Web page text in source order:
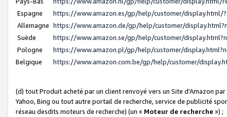
Espagne
https://www.amazon.es/gp/help/customer/display.html/
Allemagne https://www.amazon.de/gp/help/customer/
Suède
https://www.amazon.se/gp/help/customer/
Pologne
https://www.amazon.pl/gp/help/customer/
Belgique
https://www.amazon.com.be/gp/help/customer/
(d) tout Produit acheté par un client renvoyé vers un Site d'Amazon
Yahoo, Bing ou tout autre portail de recherche, service de publicité
réseau desdits moteurs de recherche) (un « Moteur de recherche ») ;